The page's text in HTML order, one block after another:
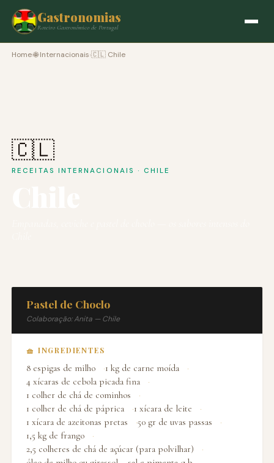
Gastronomias
Roteiro Gastronómico de Portugal
Home›🌐 Internacionais›🇨🇱 Chile
🇨🇱
RECEITAS INTERNACIONAIS · CHILE
Pastel de Choclo
Colaboração: Anita — Chile
🧺 INGREDIENTES
8 espigas de milho
1 kg de carne moída
4 xícaras de cebola picada fina
1 colher de chá de cominhos
1 colher de chá de páprica
1 xícara de leite
1 xícara de azeitonas pretas
50 gr de uvas passas
1,5 kg de frango
2,5 colheres de chá de açúcar (para polvilhar)